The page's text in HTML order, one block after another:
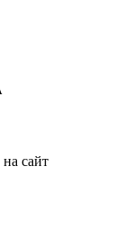
сайт